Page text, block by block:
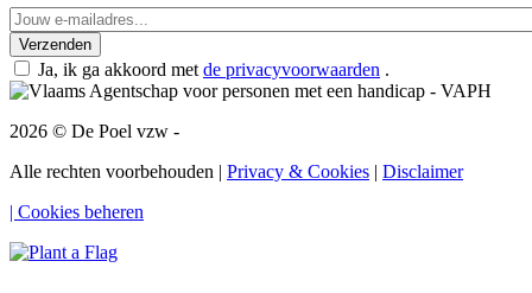
Ja, ik ga akkoord met de privacyvoorwaarden .
2026 © De Poel vzw -
Alle rechten voorbehouden | Privacy & Cookies | Disclaimer
| Cookies beheren